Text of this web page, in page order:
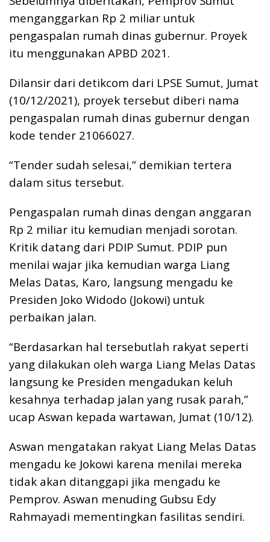
menganggarkan Rp 2 miliar untuk
pengaspalan rumah dinas gubernur. Proyek
itu menggunakan APBD 2021.
Dilansir dari detikcom dari LPSE Sumut, Jumat
(10/12/2021), proyek tersebut diberi nama
pengaspalan rumah dinas gubernur dengan
kode tender 21066027.
“Tender sudah selesai,” demikian tertera
dalam situs tersebut.
Pengaspalan rumah dinas dengan anggaran
Rp 2 miliar itu kemudian menjadi sorotan.
Kritik datang dari PDIP Sumut. PDIP pun
menilai wajar jika kemudian warga Liang
Melas Datas, Karo, langsung mengadu ke
Presiden Joko Widodo (Jokowi) untuk
perbaikan jalan.
“Berdasarkan hal tersebutlah rakyat seperti
yang dilakukan oleh warga Liang Melas Datas
langsung ke Presiden mengadukan keluh
kesahnya terhadap jalan yang rusak parah,”
ucap Aswan kepada wartawan, Jumat (10/12).
Aswan mengatakan rakyat Liang Melas Datas
mengadu ke Jokowi karena menilai mereka
tidak akan ditanggapi jika mengadu ke
Pemprov. Aswan menuding Gubsu Edy
Rahmayadi mementingkan fasilitas sendiri.